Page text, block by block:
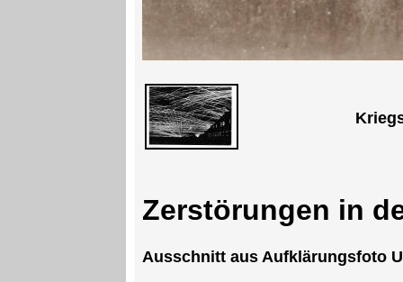
Zerstörungen in
Ausschnitt aus Aufklärungsfoto